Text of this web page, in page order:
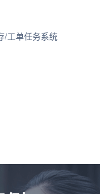
/工单任务系统